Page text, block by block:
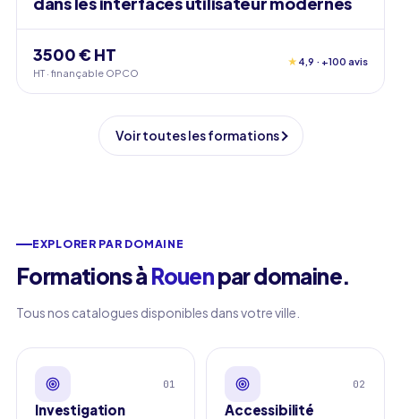
3500 € HT
HT · finançable OPCO
★ 4,9 · +100 avis
Voir toutes les formations
EXPLORER PAR DOMAINE
Formations à Rouenpar domaine.
Tous nos catalogues disponibles dans votre ville.
01
Investigation
02
Accessibilité